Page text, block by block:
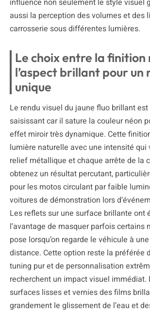
influence non seulement le style visuel
aussi la perception des volumes et des
carrosserie sous différentes lumières.
Le choix entre la
l’aspect brillant pour un
unique
Le rendu visuel du jaune fluo brillant
saisissant car il sature la couleur néon
effet miroir très dynamique. Cette
lumière naturelle avec une intensité qui
relief métallique et chaque arrête de la
obtenez un résultat percutant,
pour les motos circulant par faible
voitures de démonstration lors
Les reflets sur une surface brillante ont
l’avantage de masquer parfois certains
pose lorsqu’on regarde le véhicule à
distance. Cette option reste la préférée
tuning pur et de personnalisation
recherchent un impact visuel immédiat.
surfaces lisses et vernies des films
grandement le glissement de l’eau et